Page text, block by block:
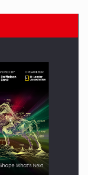
sa intre pe…